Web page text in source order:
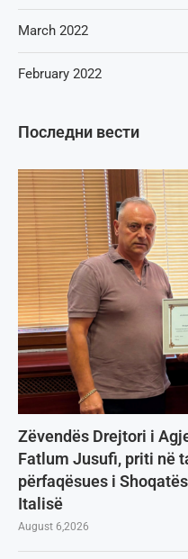
Последни вести
Zëvendës Drejtori i
Fatlum Jusufi, priti në
përfaqësues i
Italisë
August 6,2026
March 2022
February 2022